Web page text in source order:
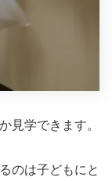
見学できます。
のは子どもにと